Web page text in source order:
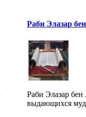
Раби Элазар
Раби Элазар
выдающихся